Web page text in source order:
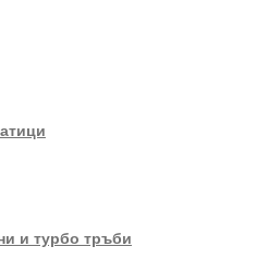
и турбо тръби